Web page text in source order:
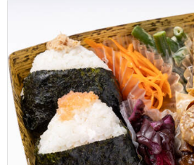
副菜とともに目でも楽しめるお弁当
品な味付けで美味しかったのですが
付けがもう少しはっきりしていると
が上がり嬉しいです。
ご利用シーン：ロケ・撮影›スタジオ撮
東京都渋谷区恵比寿2026/07/27